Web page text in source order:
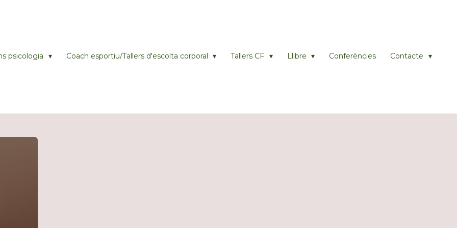
psicologia Coach esportiu/Tallers d'escolta corporal Tallers CF Llibre Conferències Contacte